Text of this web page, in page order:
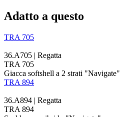
Adatto a questo
TRA 705
36.A705 | Regatta
TRA 705
Giacca softshell a 2 strati "Navigate"
TRA 894
36.A894 | Regatta
TRA 894